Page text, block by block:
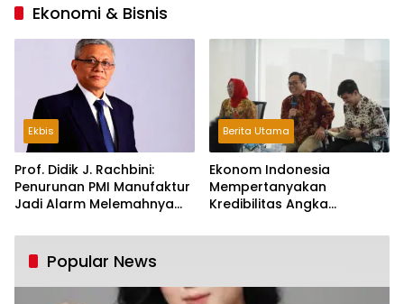
Ekonomi & Bisnis
Ekbis
Prof. Didik J. Rachbini:
Penurunan PMI Manufaktur
Jadi Alarm Melemahnya
Berita Utama
Ekonom Indonesia
Mempertanyakan
Kredibilitas Angka
Tumbuh Tapi Rapuh
Popular News